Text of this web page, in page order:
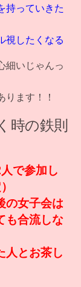
持っていきた
視したくなる
細いじゃんっ
ます！！
時の鉄則
で参加し
の女子会は
も合流しな
人とお茶し